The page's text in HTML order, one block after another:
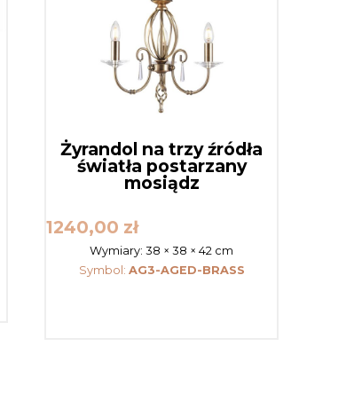
Żyrandol na trzy źródła
światła postarzany
mosiądz
1240,00 zł
Wymiary:38 × 38 × 42 cm
Symbol: AG3-AGED-BRASS